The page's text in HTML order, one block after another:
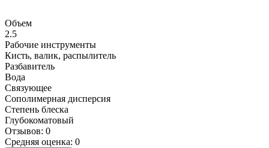
Объем
2.5
Рабочие инструменты
Кисть, валик, распылитель
Разбавитель
Вода
Связующее
Сополимерная дисперсия
Степень блеска
Глубокоматовый
Отзывов: 0
Средняя оценка: 0